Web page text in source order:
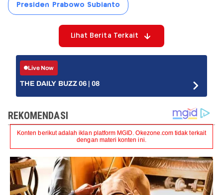
Presiden Prabowo Subianto
Lihat Berita Terkait
Live Now
THE DAILY BUZZ 06 | 08